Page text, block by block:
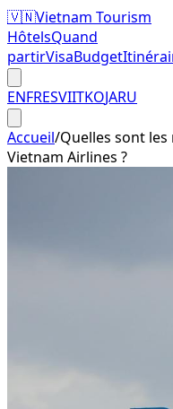
🇻🇳Vietnam Tourism
HôtelsQuand
partirVisaBudget
ENFRESVIITKOJARU
Accueil/Quelles sont
Vietnam Airlines ?